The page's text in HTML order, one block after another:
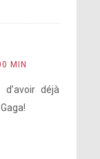
MIN
déjà